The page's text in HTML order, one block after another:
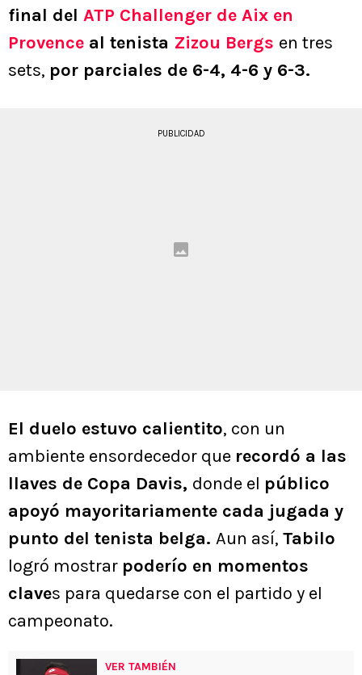
final del ATP Challenger de Aix en
Provence al tenista Zizou Bergs en tres
sets, por parciales de 6-4, 4-6 y 6-3.
PUBLICIDAD
El duelo estuvo calientito, con un
ambiente ensordecedor que recordó a las
llaves de Copa Davis, donde el público
apoyó mayoritariamente cada jugada y
punto del tenista belga. Aun así, Tabilo
logró mostrar poderío en momentos
claves para quedarse con el partido y el
campeonato.
VER TAMBIÉN